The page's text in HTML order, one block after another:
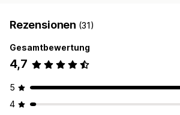
Rezensionen (31)
Gesamtbewertung
4,7
5
4